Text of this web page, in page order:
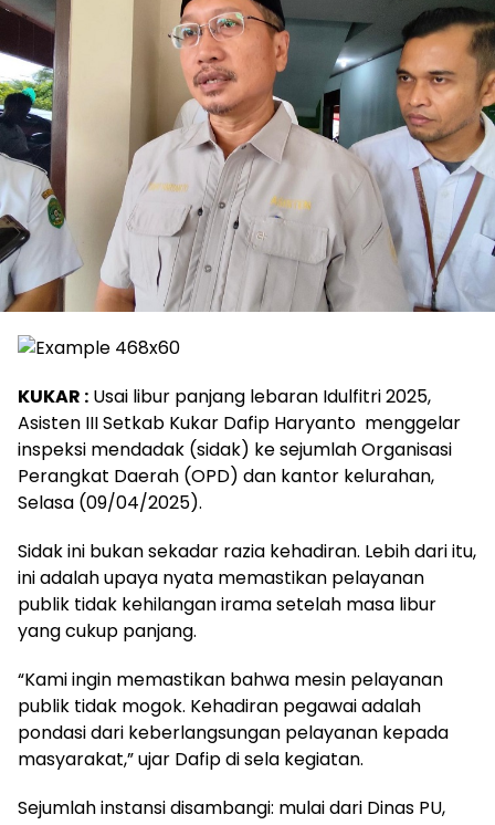
KUKAR : Usai libur panjang lebaran Idulfitri 2025,
Asisten III Setkab Kukar Dafip Haryanto menggelar
inspeksi mendadak (sidak) ke sejumlah Organisasi
Perangkat Daerah (OPD) dan kantor kelurahan,
Selasa (09/04/2025).
Sidak ini bukan sekadar razia kehadiran. Lebih dari itu,
ini adalah upaya nyata memastikan pelayanan
publik tidak kehilangan irama setelah masa libur
yang cukup panjang.
“Kami ingin memastikan bahwa mesin pelayanan
publik tidak mogok. Kehadiran pegawai adalah
pondasi dari keberlangsungan pelayanan kepada
masyarakat,” ujar Dafip di sela kegiatan.
Sejumlah instansi disambangi: mulai dari Dinas PU,